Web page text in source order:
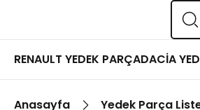
RENAULT YEDEK PARÇADACİA
Anasayfa Yedek Parça